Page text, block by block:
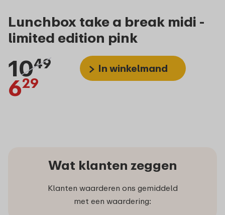
Lunchbox take a break midi -
limited edition pink
1049
629
In winkelmand
Wat klanten zeggen
Klanten waarderen ons gemiddeld
met een waardering: